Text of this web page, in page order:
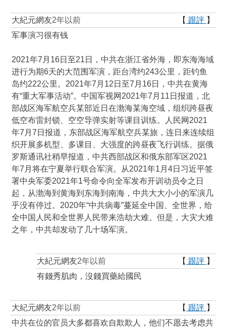
大紀元網友2年以前 【 跟評 】
军事演习很有钱
2021年7月16日至21日，中共在浙江省外海，即东海海域
进行为期6天的大范围军演，距台湾约243公里，距钓鱼
岛约222公里。2021年7月12日至7月16日，中共在黄海
有“重大军事活动”。中国军视网2021年7月11日报道，北
部战区海军航空兵某部近日在渤海某海空域，组织跨昼夜
低空布雷封锁、空空导弹实射等课目训练。人民网2021
年7月7日报道，东部战区海军航空兵某旅，连日来连续组
织开展多机型、多课目、大强度的跨昼夜飞行训练。据俄
罗斯通讯社稍早报道，中共西部战区和俄东部军区2021
年7月将在宁夏举行联合军演。从2021年1月4日习近平签
署中央军委2021年1号命令向全军发布开训动员令之日
起，从渤海到黄海到东海到南海，中共大大小小的军演几
乎没有停过。2020年“中共病毒”蔓延全中国、全世界，给
全中国人民和全世界人民带来浩劫大难。但是，大灾大难
之年，中共却发动了几十场军演。
大紀元網友2年以前 【 跟評 】
有錢秀肌肉，沒錢買藥給國民
大紀元網友2年以前 【 跟評 】
中共在位的官员大多都喜欢自欺欺人，他们不愿去考虑共